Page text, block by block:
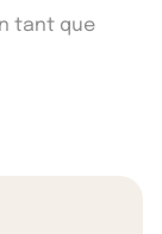
tant que